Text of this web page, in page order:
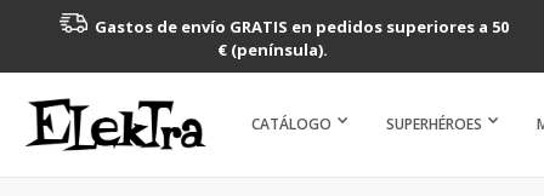
Gastos de envío GRATIS en pedidos superiores a 50
€ (península).
CATÁLOGO SUPERHÉROES